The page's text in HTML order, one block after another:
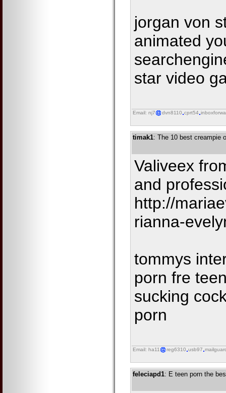
jorgan von
animated
star video
Email: nj7 dvn8110 cprt54
timak1: The 10 best creampie
Valiveex
and
http://
rianna-
tommys
porn fre
sucking
porn
Email: ha11 reg6310 usb97
feleciapd1: E teen porn the